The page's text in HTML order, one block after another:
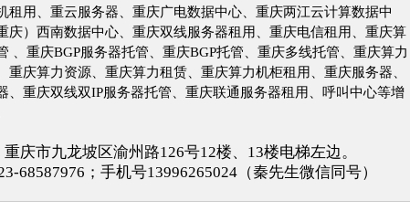
租用、重云服务器、重庆广电数据中心、重庆两江云计算数据中
庆）西南数据中心、重庆双线服务器租用、重庆电信租用、重庆算
、重庆BGP服务器托管、重庆BGP托管、重庆多线托管、重庆算力
重庆算力资源、重庆算力租赁、重庆算力机柜租用、重庆服务器、
、重庆双线双IP服务器托管、重庆联通服务器租用、呼叫中心等增
庆市九龙坡区渝州路126号12楼、13楼电梯左边。
68587976；手机号13996265024（秦先生微信同号）